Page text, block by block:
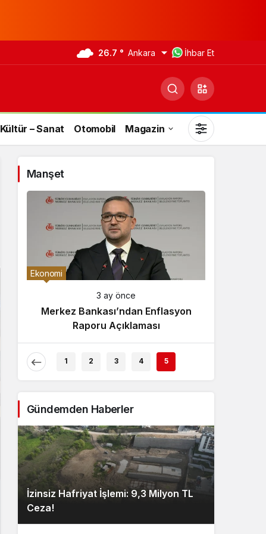
26.7 ° Ankara İhbar Et
Kültür – Sanat Otomobil Magazin
Gündüz Modu
Gündüz modunu seçin.
Gece Modu
Gece modunu seçin.
Sistem Modu
Sistem modunu seçin.
Manşet
Ekonomi
3 ay önce
Merkez Bankası’ndan Enflasyon
Raporu Açıklaması
1 2 3 4 5
Gündemden Haberler
İzinsiz Hafriyat İşlemi: 9,3 Milyon TL
Ceza!